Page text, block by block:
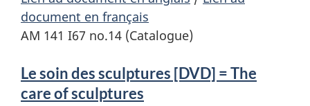
document en français
AM 141 I67 no.14 (Catalogue)
Le soin des sculptures [DVD] = The
care of sculptures